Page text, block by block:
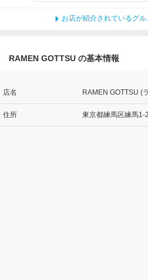
お店が紹介されているグ
RAMEN GOTTSU の基本情報
店名 RAMEN GOTTSU (
住所 東京都練馬区練馬1-